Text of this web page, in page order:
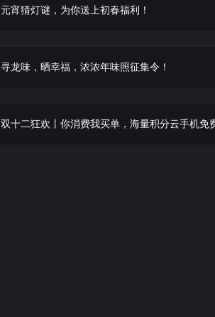
元宵猜灯谜，为你送上初春福利！
寻龙味，晒幸福，浓浓年味照征集令！
双十二狂欢丨你消费我买单，海量积分云手机免